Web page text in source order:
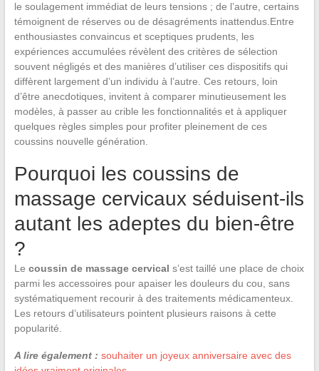
le soulagement immédiat de leurs tensions ; de l’autre, certains
témoignent de réserves ou de désagréments inattendus.Entre
enthousiastes convaincus et sceptiques prudents, les
expériences accumulées révèlent des critères de sélection
souvent négligés et des manières d’utiliser ces dispositifs qui
diffèrent largement d’un individu à l’autre. Ces retours, loin
d’être anecdotiques, invitent à comparer minutieusement les
modèles, à passer au crible les fonctionnalités et à appliquer
quelques règles simples pour profiter pleinement de ces
coussins nouvelle génération.
Pourquoi les coussins de
massage cervicaux séduisent-ils
autant les adeptes du bien-être
?
Le coussin de massage cervical s’est taillé une place de choix
parmi les accessoires pour apaiser les douleurs du cou, sans
systématiquement recourir à des traitements médicamenteux.
Les retours d’utilisateurs pointent plusieurs raisons à cette
popularité.
A lire également : souhaiter un joyeux anniversaire avec des